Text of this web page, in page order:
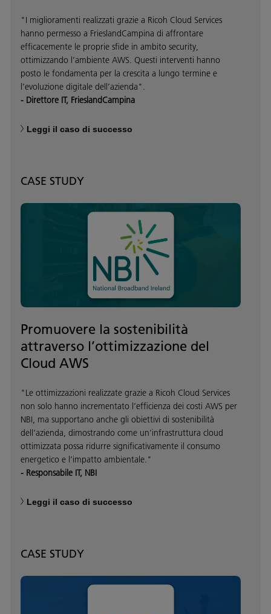
"I miglioramenti realizzati grazie a Ricoh Cloud Services
hanno permesso a FrieslandCampina di affrontare
efficacemente le proprie sfide in ambito security,
ottimizzando l’ambiente AWS. Questi interventi hanno
posto le fondamenta per la crescita a lungo termine e
l’evoluzione digitale dell’azienda".
- Direttore IT, FrieslandCampina
Leggi il caso di successo
CASE STUDY
Promuovere la sostenibilità
attraverso l’ottimizzazione del
Cloud AWS
"Le ottimizzazioni realizzate grazie a Ricoh Cloud Services
non solo hanno incrementato l’efficienza dei costi AWS per
NBI, ma supportano anche gli obiettivi di sostenibilità
dell’azienda, dimostrando come un’infrastruttura cloud
ottimizzata possa ridurre significativamente il consumo
energetico e l’impatto ambientale."
- Responsabile IT, NBI
Leggi il caso di successo
CASE STUDY